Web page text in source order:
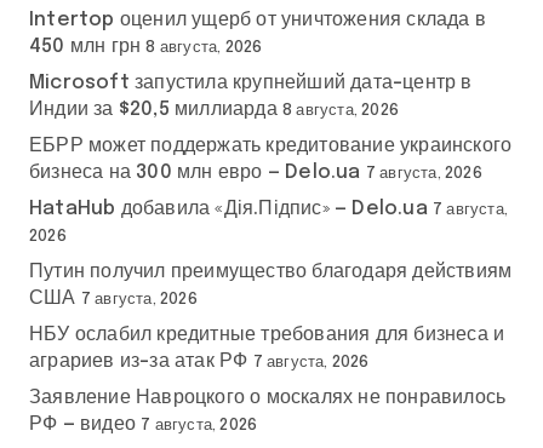
Intertop оценил ущерб от уничтожения склада в
450 млн грн 8 августа, 2026
Microsoft запустила крупнейший дата-центр в
Индии за $20,5 миллиарда 8 августа, 2026
ЕБРР может поддержать кредитование украинского
бизнеса на 300 млн евро — Delo.ua 7 августа, 2026
HataHub добавила «Дія.Підпис» — Delo.ua 7 августа,
2026
Путин получил преимущество благодаря действиям
США 7 августа, 2026
НБУ ослабил кредитные требования для бизнеса и
аграриев из-за атак РФ 7 августа, 2026
Заявление Навроцкого о москалях не понравилось
РФ — видео 7 августа, 2026